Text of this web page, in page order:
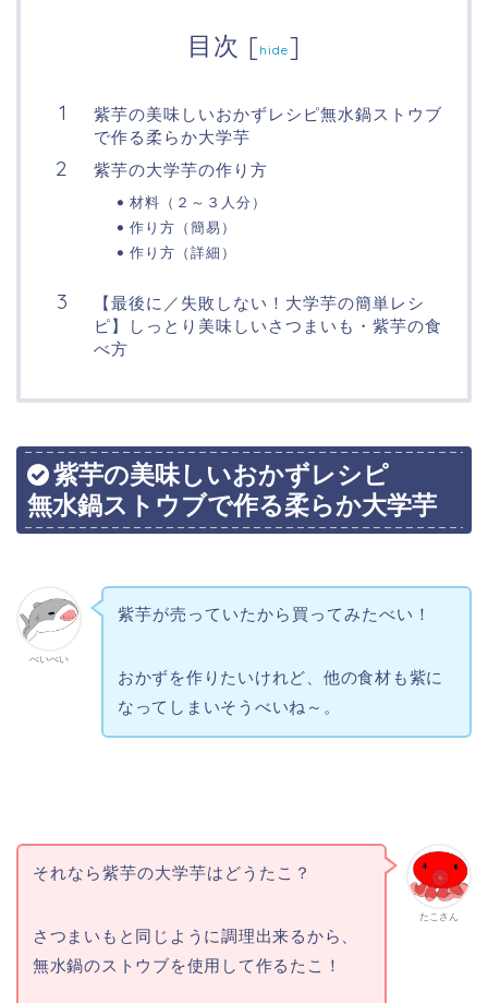
目次 [hide]
紫芋の美味しいおかずレシピ無水鍋ストウブ
で作る柔らか大学芋
紫芋の大学芋の作り方
材料（２～３人分）
作り方（簡易）
作り方（詳細）
【最後に／失敗しない！大学芋の簡単レシ
ピ】しっとり美味しいさつまいも・紫芋の食
べ方
紫芋の美味しいおかずレシピ
無水鍋ストウブで作る柔らか大学芋
べいべい
紫芋が売っていたから買ってみたべい！
おかずを作りたいけれど、他の食材も紫に
なってしまいそうべいね～。
たこさん
それなら紫芋の大学芋はどうたこ？
さつまいもと同じように調理出来るから、
無水鍋のストウブを使用して作るたこ！